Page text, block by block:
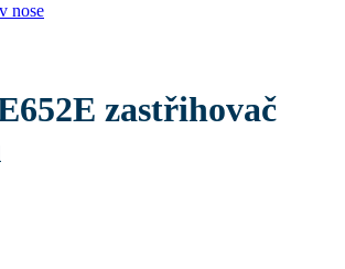
nose
zastřihovač